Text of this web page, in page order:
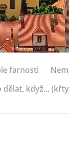
farnosti
dělat, když...